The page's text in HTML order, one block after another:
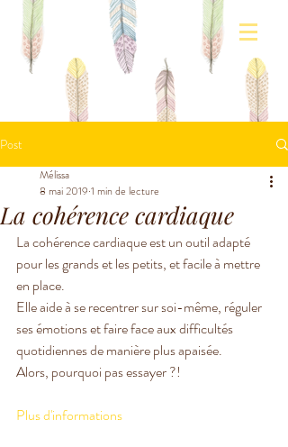
Post
La cohérence cardiaque
Mélissa
8 mai 2019 1 min de lecture
La cohérence cardiaque est un outil adapté
pour les grands et les petits, et facile à mettre
en place.
Elle aide à se recentrer sur soi-même, réguler
ses émotions et faire face aux difficultés
quotidiennes de manière plus apaisée.
Alors, pourquoi pas essayer ?!
Plus d'informations